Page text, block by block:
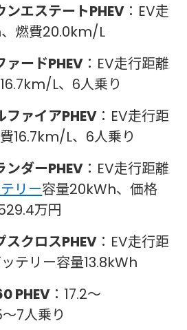
ンエステートPHEV ：EV走
燃費20.0km/L
ァードPHEV ：EV走行距離
L、6人乗り
ファイアPHEV ：EV走行距
16.7km/L、6人乗り
ンダーPHEV ：EV走行距離
リー容量20kWh、価格
万円
スクロスPHEV ：EV走行距
テリー容量13.8kWh
PHEV ：17.2～
7人乗り